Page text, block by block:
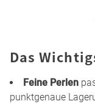
Das
Feine Perlen
punktgenaue